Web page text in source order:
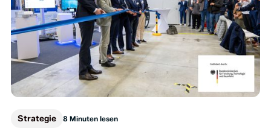
Strategie 8 Minuten lesen